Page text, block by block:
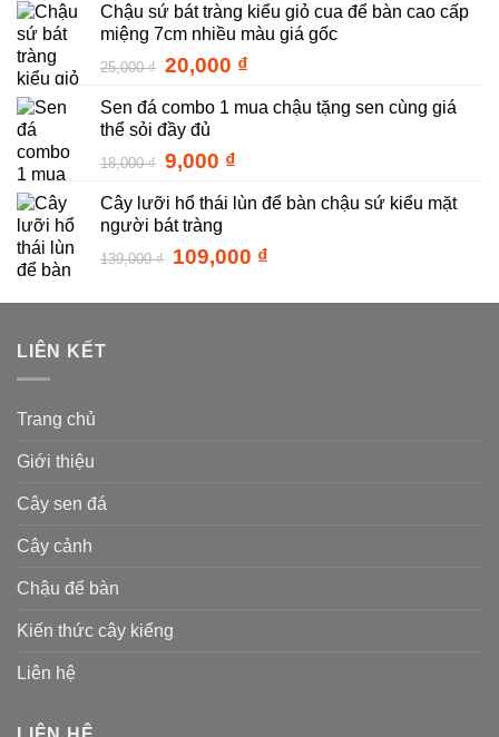
là:
129,000 ₫.
tại
là:
Chậu sứ bát tràng kiểu giỏ cua để bàn cao cấp
miệng 7cm nhiều màu giá gốc
25,000₫ Giá
là:
25,000 ₫.
20,000 ₫Giá
tại
Sen đá combo 1 mua chậu tặng sen cùng giá
thể sỏi đầy đủ
18,000₫ Giá
là:
18,000 ₫.
9,000 ₫Giá
tại
9,000 ₫.
Cây lưỡi hổ thái lùn để bàn chậu sứ kiểu mặt
người bát tràng
139,000₫ Giá
là:
109,000 ₫Giá
tại
LIÊN KẾT
Trang chủ
Giới thiệu
Cây sen đá
Cây cảnh
Chậu để bàn
Kiến thức cây kiểng
Liên hệ